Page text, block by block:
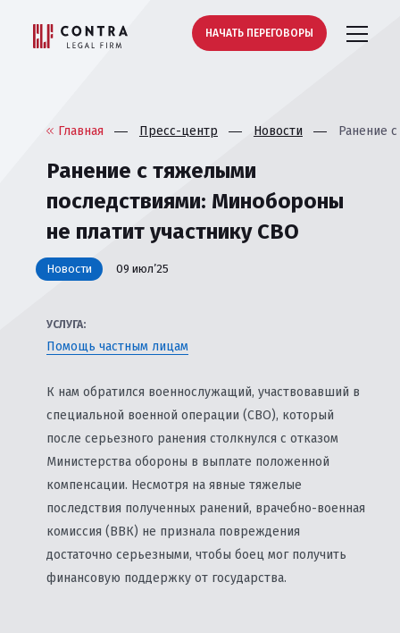
НАЧАТЬ ПЕРЕГОВОРЫ
Главная Пресс-центр Новости Ранение
Ранение с тяжелыми
последствиями: Минобороны
не платит участнику СВО
Новости 09 июл’25
УСЛУГА:
Помощь частным лицам
К нам обратился военнослужащий, участвовавший в
специальной военной операции (СВО), который
после серьезного ранения столкнулся с отказом
Министерства обороны в выплате положенной
компенсации. Несмотря на явные тяжелые
последствия полученных ранений, врачебно-военная
комиссия (ВВК) не признала повреждения
достаточно серьезными, чтобы боец мог получить
финансовую поддержку от государства.